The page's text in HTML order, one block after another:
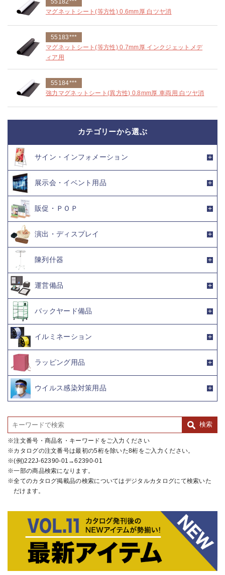
55182***
マグネットシート(等方性) 0.6mm厚 白ツヤ消
55183***
マグネットシート(等方性) 0.7mm厚 インクジェットメデ
ィア用
55184***
強力マグネットシート(異方性) 0.8mm厚 車両用 白ツヤ消
カテゴリーから選ぶ
サイン・インフォメーション
展示会・イベント用品
販促・ＰＯＰ
演出・ディスプレイ
陳列什器
運営備品
バックヤード備品
イルミネーション
ラッピング用品
ウイルス感染対策用品
注文番号・商品名・キーワードをご入力ください
カタログの注文番号は最初の5桁を除いた8桁をご入力ください。
(例)222J-62390-01→62390-01
一部の商品検索になります。
全てのカタログ掲載品の検索についてはデジタルカタログにて検索いた
だけます。